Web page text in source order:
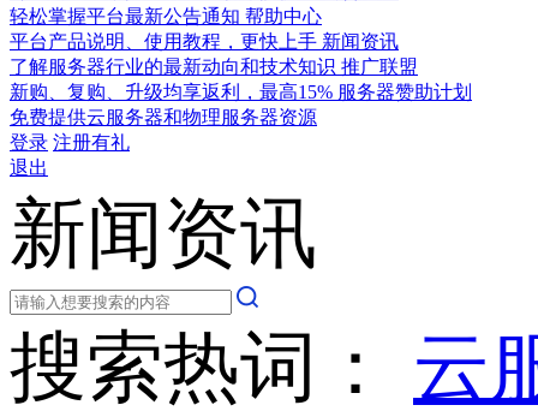
轻松掌握平台最新公告通知 帮助中心
平台产品说明、使用教程，更快上手 新闻资讯
了解服务器行业的最新动向和技术知识 推广联盟
新购、复购、升级均享返利，最高15% 服务器赞助计划
免费提供云服务器和物理服务器资源
登录 注册有礼
退出
新闻资讯
搜索热词： 云